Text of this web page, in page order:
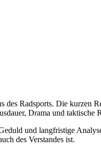
Radsports. Die kurzen
Drama und taktische
und langfristige
des Verstandes ist.